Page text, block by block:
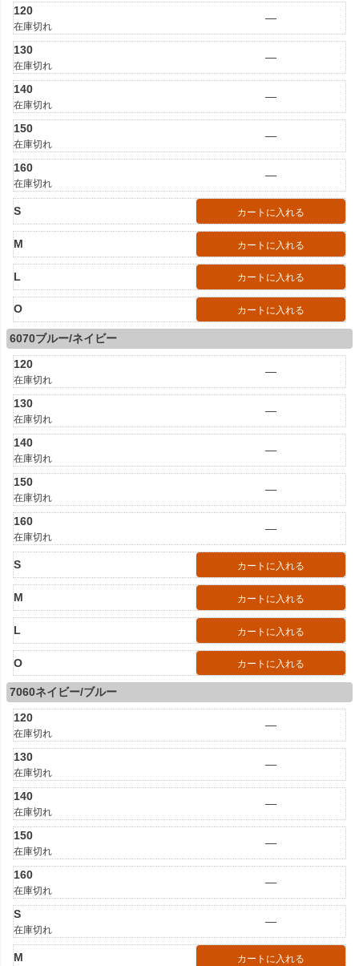
120
在庫切れ
—
130
在庫切れ
—
140
在庫切れ
—
150
在庫切れ
—
160
在庫切れ
—
S カートに入れる
M カートに入れる
L カートに入れる
O カートに入れる
6070ブルー/ネイビー
120
在庫切れ
—
130
在庫切れ
—
140
在庫切れ
—
150
在庫切れ
—
160
在庫切れ
—
S カートに入れる
M カートに入れる
L カートに入れる
O カートに入れる
7060ネイビー/ブルー
120
在庫切れ
—
130
在庫切れ
—
140
在庫切れ
—
150
在庫切れ
—
160
在庫切れ
—
S
在庫切れ
—
M カートに入れる